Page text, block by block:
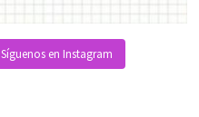
Síguenos en Instagram